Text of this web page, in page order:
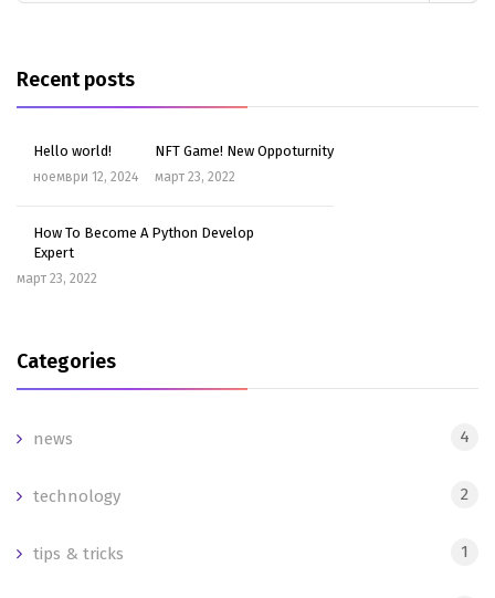
Recent posts
Hello world!
ноември 12, 2024
NFT Game! New Oppoturnity
март 23, 2022
How To Become A Python Develop
Expert
март 23, 2022
Categories
news 4
technology 2
tips & tricks 1